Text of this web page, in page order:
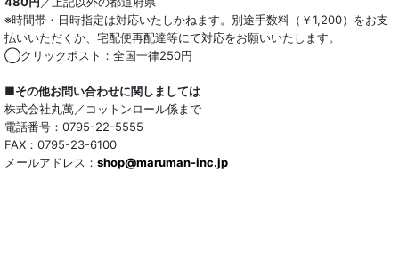
※時間帯・日時指定は対応いたしかねます。別途手数料（￥1,200）をお支
払いいただくか、宅配便再配達等にて対応をお願いいたします。
◯クリックポスト：全国一律250円
■その他お問い合わせに関しましては
株式会社丸萬／コットンロール係まで
電話番号：0795-22-5555
FAX：0795-23-6100
メールアドレス： shop@maruman-inc.jp